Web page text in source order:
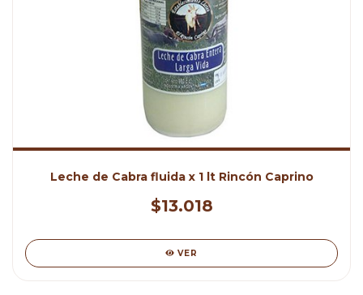
Leche de Cabra fluida x 1 lt Rincón Caprino
$13.018
VER